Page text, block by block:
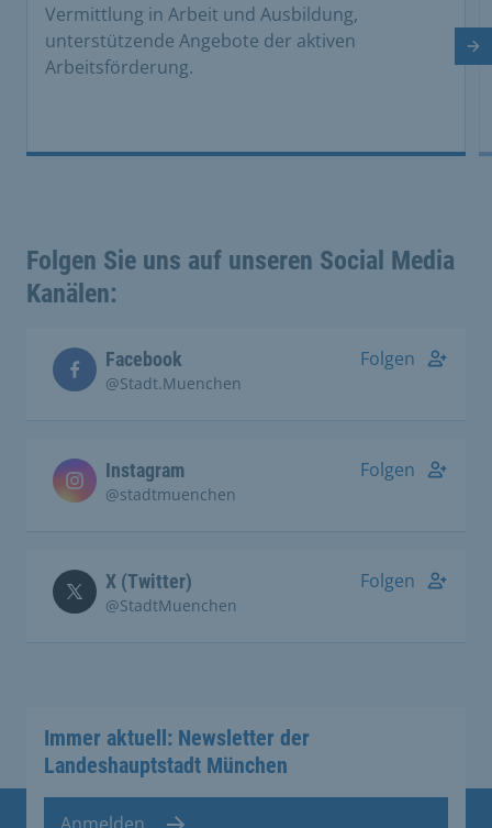
Vermittlung in Arbeit und Ausbildung,
unterstützende Angebote der aktiven
Arbeitsförderung.
Folgen Sie uns auf unseren Social Media
Kanälen:
Facebook
@Stadt.Muenchen
Folgen
Instagram
@stadtmuenchen
Folgen
X (Twitter)
@StadtMuenchen
Folgen
Immer aktuell: Newsletter der
Landeshauptstadt München